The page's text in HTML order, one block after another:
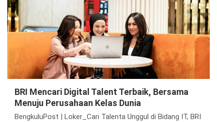
BRI Mencari Digital Talent Terbaik, Bersama
Menuju Perusahaan Kelas Dunia
BengkuluPost | Loker_Cari Talenta Unggul di Bidang IT, BRI